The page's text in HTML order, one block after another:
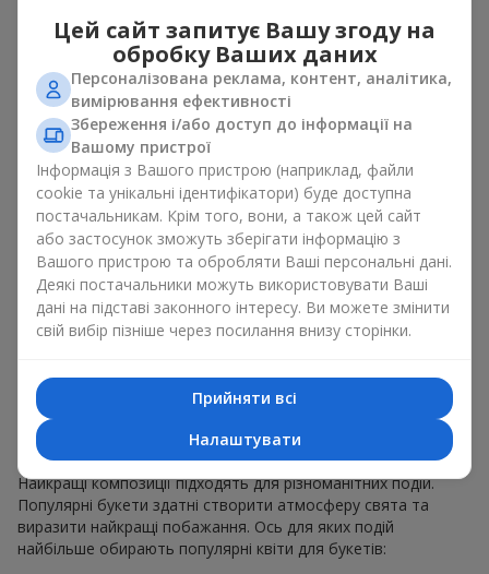
універсальний букет. Це популярні букети, які пасують
для будь-якого віку і статі, а їх склад можна
адаптувати під будь-який захід.
Масові квіткові уподобання. Півонії, тюльпани,
ромашки — популярні букети, що залишаються
привабливими для покупців. Вони не тільки мають
чудовий вигляд. Такі популярні букети відображають
атмосферу свіжості та природної краси.
Популярні квіти для букетів часто змінюються залежно від
пори року, але ці класичні популярні букети завжди
залишаються в списку тих що мають найбільший попит.
Якщо ви хочете бути впевненими у своєму виборі,
звертайтесь до цих перевірених часом популярних квітів.
Для яких подій в м. Білин
(Ковельський р-н) обирають
популярні букети
Що важливо пам’ятати, обираючи популярні букети?
Найкращі композиції підходять для різноманітних подій.
Популярні букети здатні створити атмосферу свята та
виразити найкращі побажання. Ось для яких подій
найбільше обирають популярні квіти для букетів:
Цей сайт запитує Вашу згоду на
обробку Ваших даних
Персоналізована реклама, контент, аналітика,
вимірювання ефективності
Збереження і/або доступ до інформації на
Вашому пристрої
Інформація з Вашого пристрою (наприклад, файли
cookie та унікальні ідентифікатори) буде доступна
постачальникам. Крім того, вони, а також цей сайт
або застосунок зможуть зберігати інформацію з
Вашого пристрою та обробляти Ваші персональні дані.
Деякі постачальники можуть використовувати Ваші
дані на підставі законного інтересу. Ви можете змінити
свій вибір пізніше через посилання внизу сторінки.
Прийняти всі
Налаштувати